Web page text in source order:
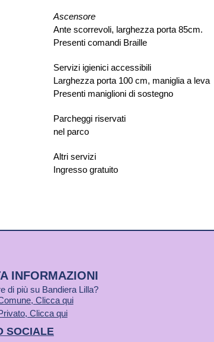
Ascensore
Ante scorrevoli, larghezza porta 85cm.
Presenti comandi Braille
Servizi igienici accessibili
Larghezza porta 100 cm, maniglia a
Presenti maniglioni di sostegno
Parcheggi riservati
nel parco
Altri servizi
Ingresso gratuito
INFORMAZIONI
di più su Bandiera Lilla?
Clicca qui
Clicca qui
SOCIALE